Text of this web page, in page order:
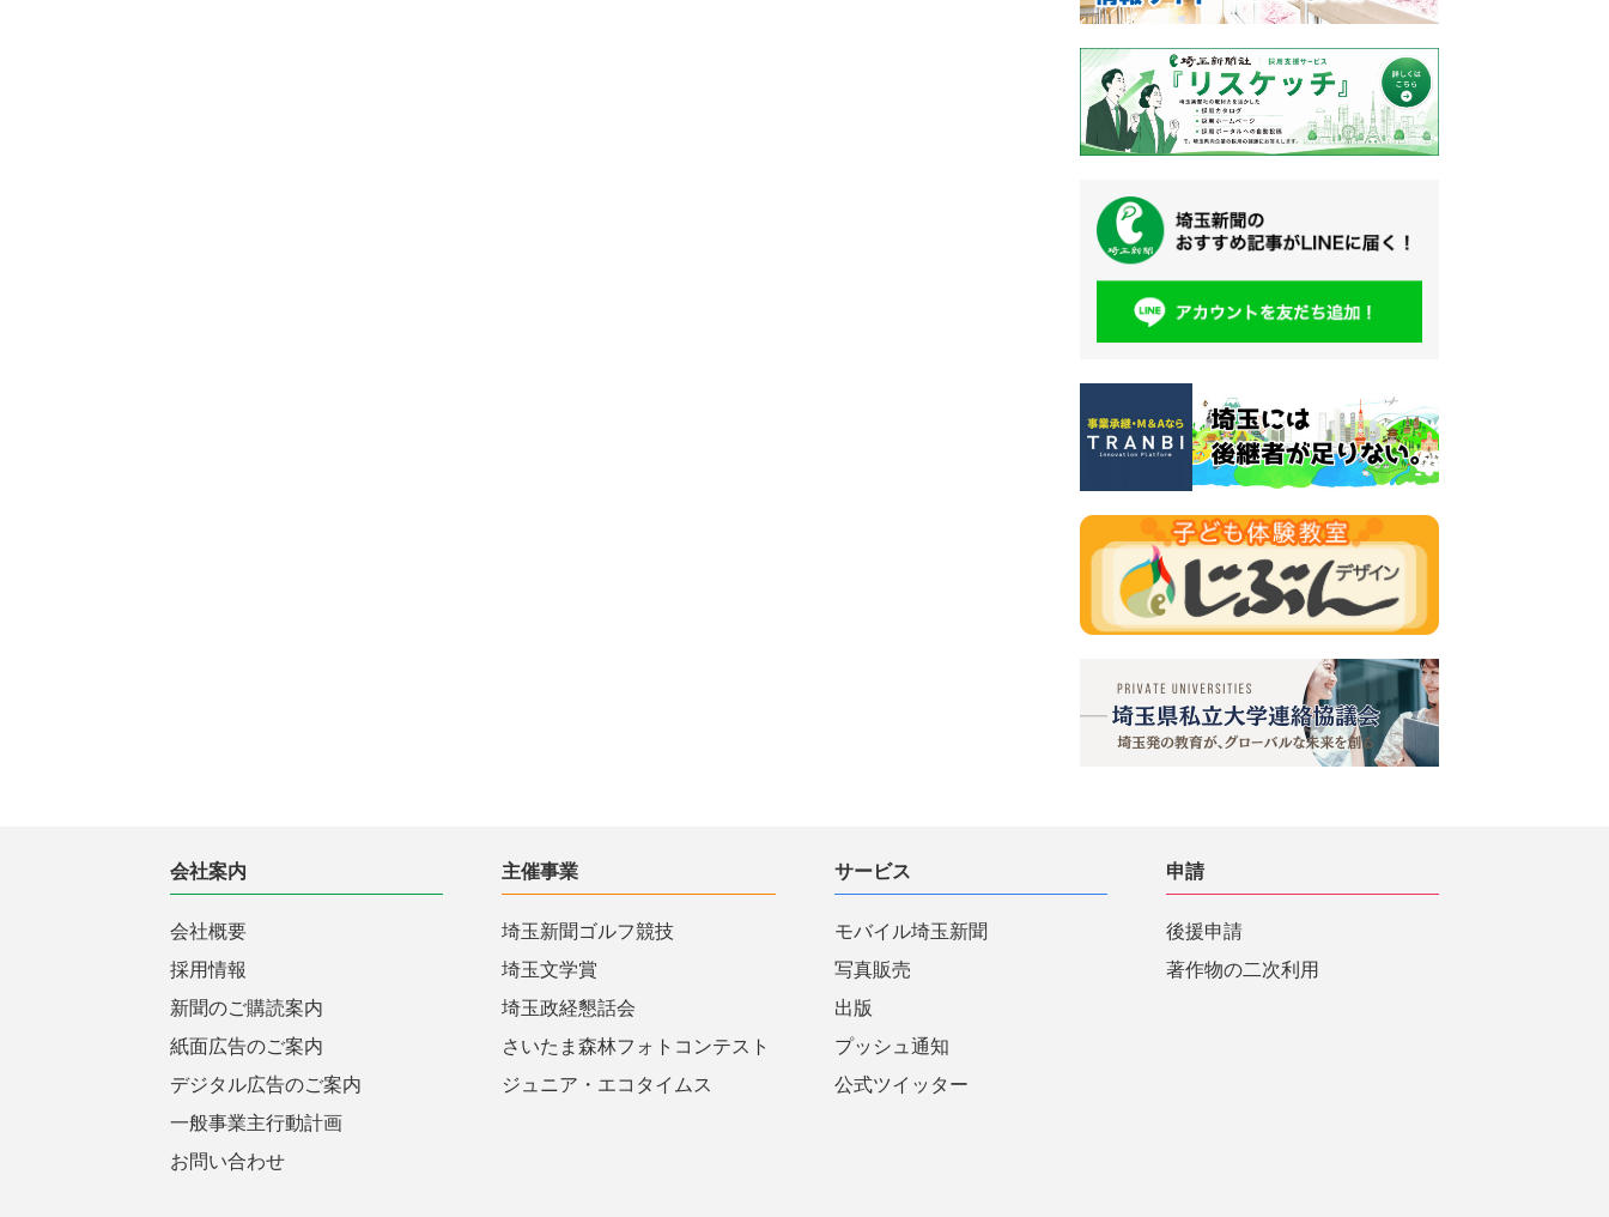
会社案内
会社概要
採用情報
新聞のご購読案内
紙面広告のご案内
デジタル広告のご案内
一般事業主行動計画
お問い合わせ
主催事業
埼玉新聞ゴルフ競技
埼玉文学賞
埼玉政経懇話会
さいたま森林フォトコンテスト
ジュニア・エコタイムス
サービス
モバイル埼玉新聞
写真販売
出版
プッシュ通知
公式ツイッター
申請
後援申請
著作物の二次利用